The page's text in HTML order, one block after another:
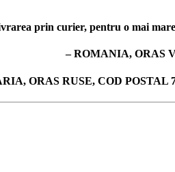
prin curier, pentru o mai
– ROMANIA, ORAS
ORAS RUSE, COD POSTAL